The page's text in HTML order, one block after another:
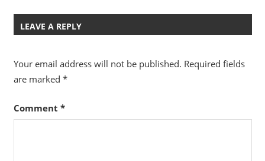
LEAVE A REPLY
Your email address will not be published. Required fields
are marked *
Comment *